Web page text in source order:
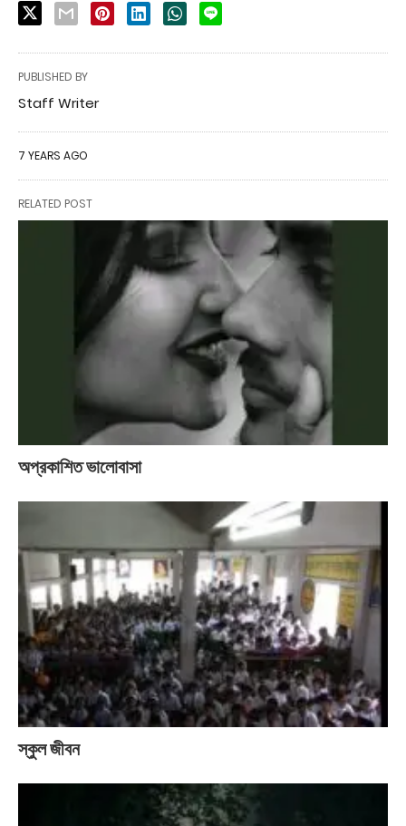
PUBLISHED BY
Staff Writer
7 YEARS AGO
RELATED POST
অপ্রকাশিত ভালোবাসা
স্কুল জীবন